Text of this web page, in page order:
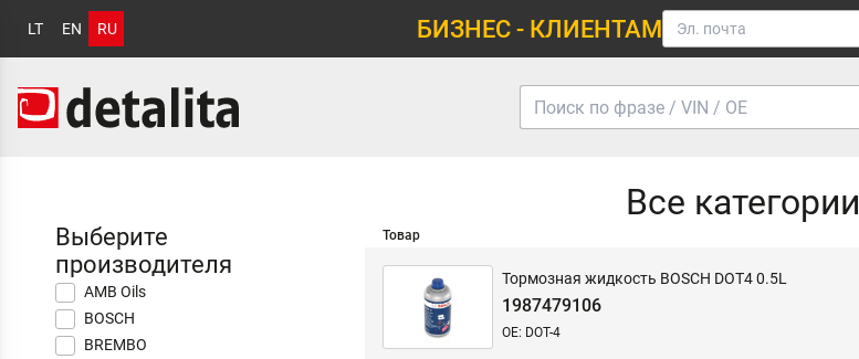
LT EN RU БИЗНЕС - КЛИЕНТАМ
Все категории
Выберите
производителя
AMB Oils
BOSCH
BREMBO
Товар
Тормозная жидкость BOSCH DOT4 0.5L
1987479106
OE: DOT-4